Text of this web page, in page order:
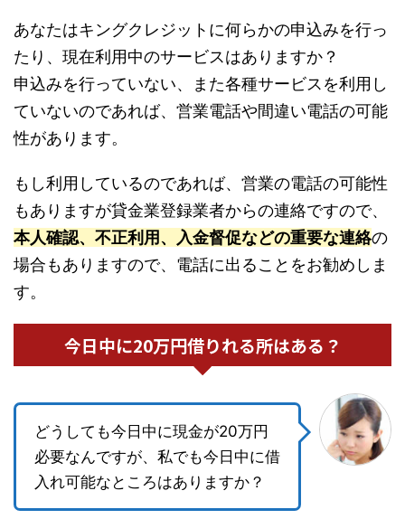
あなたはキングクレジットに何らかの申込みを行っ
たり、現在利用中のサービスはありますか？
申込みを行っていない、また各種サービスを利用し
ていないのであれば、営業電話や間違い電話の可能
性があります。
もし利用しているのであれば、営業の電話の可能性
もありますが貸金業登録業者からの連絡ですので、
本人確認、不正利用、入金督促などの重要な連絡の
場合もありますので、電話に出ることをお勧めしま
す。
今日中に20万円借りれる所はある？
どうしても今日中に現金が20万円
必要なんですが、私でも今日中に借
入れ可能なところはありますか？